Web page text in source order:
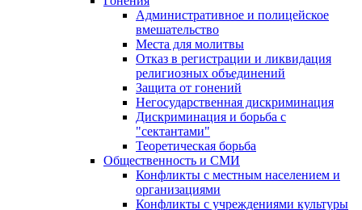
Административное и полицейское
вмешательство
Места для молитвы
Отказ в регистрации и ликвидация
религиозных объединений
Защита от гонений
Негосударственная дискриминация
Дискриминация и борьба с
"сектантами"
Теоретическая борьба
Общественность и СМИ
Конфликты с местным населением и
организациями
Конфликты с учреждениями культуры